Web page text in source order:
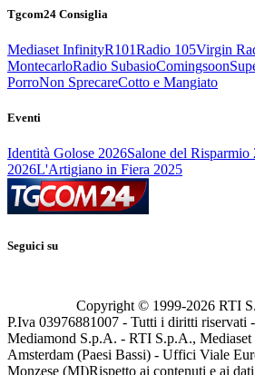
Tgcom24 Consiglia
Mediaset InfinityR101Radio 105Virgin
MontecarloRadio SubasioComingsoon
PorroNon SprecareCotto e Mangiato
Eventi
Identità Golose 2026Salone del Risparmio
2026L'Artigiano in Fiera 2025
Seguici su
Copyright © 1999-2026 RTI
P.Iva 03976881007 - Tutti i diritti riservati
Mediamond S.p.A. - RTI S.p.A., Mediaset
Amsterdam (Paesi Bassi) - Uffici Viale
Monzese (MI)Rispetto ai contenuti e ai